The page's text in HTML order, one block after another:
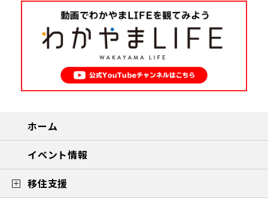
ホーム
イベント情報
移住支援